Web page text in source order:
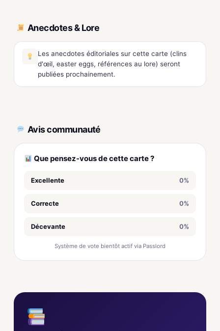
Anecdotes & Lore
Les anecdotes éditoriales sur cette carte (clins
d'œil, easter eggs, références au lore) seront
publiées prochainement.
Avis communauté
Que pensez-vous de cette carte ?
Excellente 0%
Correcte 0%
Décevante 0%
Système de vote bientôt actif via Passlord